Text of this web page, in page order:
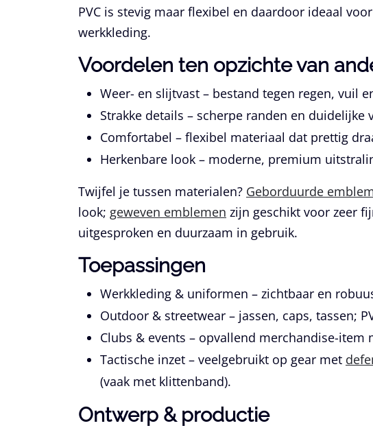
PVC is stevig maar flexibel en daardoor ideaal
werkkleding.
Voordelen ten opzichte van
Weer- en slijtvast – bestand tegen regen, vuil
Strakke details – scherpe randen en duidelijke
Comfortabel – flexibel materiaal dat prettig
Herkenbare look – moderne, premium
Twijfel je tussen materialen? Geborduurde
look; geweven emblemen zijn geschikt voor zeer
uitgesproken en duurzaam in gebruik.
Toepassingen
Werkkleding & uniformen – zichtbaar en
Outdoor & streetwear – jassen, caps, tassen;
Clubs & events – opvallend merchandise-item
Tactische inzet – veelgebruikt op gear met
(vaak met klittenband).
Ontwerp & productie